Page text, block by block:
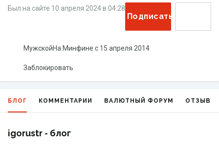
Был на сайте 10 апреля 2024в 04:28
Подписаться
МужскойНа Минфине с 15 апреля 2014
Заблокировать
БЛОГ КОММЕНТАРИИ ВАЛЮТНЫЙ ФОРУМ ОТЗЫВЫ
igorustr - блог